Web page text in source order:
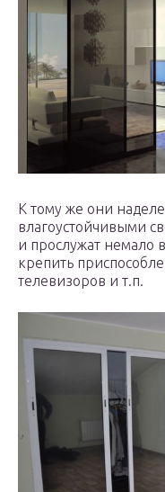
К тому же они
влагоустойчивыми
и прослужат немало
крепить
телевизоров и т.п.